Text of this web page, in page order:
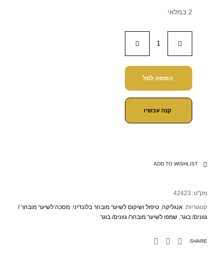
2 במלאי
הוספה לסל
קנה עכשיו
ADD TO WISHLIST
מק"ט: 42423
קטגוריות: אנגליקה, טיפול ושיקום לשיער מובהר בלונדיני, מסכה לשיער מובהר /
גוונים/ בוגר, שמפו לשיער מובהר/ גוונים/ בוגר
SHARE